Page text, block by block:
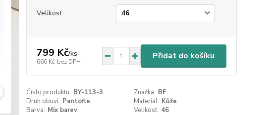
Velikost
799 Kč/ks
660 Kč bez DPH
Přidat do košíku
Číslo produktu: BY-113-3 Značka: BF
Druh obuvi: Pantofle Materiál: Kůže
Barva: Mix barev Velikost: 46